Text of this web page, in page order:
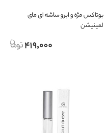
بوتاکس مژه و ابرو ساشه ای مای
لمینیشن
419,000